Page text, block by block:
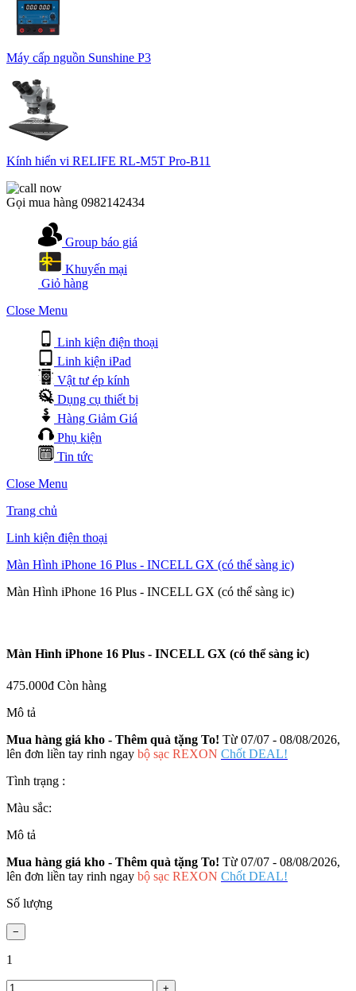
Máy cấp nguồn Sunshine P3
Kính hiển vi RELIFE RL-M5T Pro-B11
Gọi mua hàng 0982142434
Group báo giá
Khuyến mại
Giỏ hàng
Close Menu
Linh kiện điện thoại
Linh kiện iPad
Vật tư ép kính
Dụng cụ thiết bị
Hàng Giảm Giá
Phụ kiện
Tin tức
Close Menu
Trang chủ
Linh kiện điện thoại
Màn Hình iPhone 16 Plus - INCELL GX (có thể sàng ic)
Màn Hình iPhone 16 Plus - INCELL GX (có thể sàng ic)
Màn Hình iPhone 16 Plus - INCELL GX (có thể sàng ic)
475.000đ Còn hàng
Mô tả
Mua hàng giá kho - Thêm quà tặng To! Từ 07/07 - 08/08/2026,
lên đơn liền tay rinh ngay bộ sạc REXON Chốt DEAL!
Tình trạng :
Màu sắc:
Mô tả
Mua hàng giá kho - Thêm quà tặng To! Từ 07/07 - 08/08/2026,
lên đơn liền tay rinh ngay bộ sạc REXON Chốt DEAL!
Số lượng
1